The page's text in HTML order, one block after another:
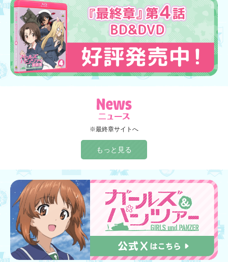
※最終章サイトへ
もっと見る